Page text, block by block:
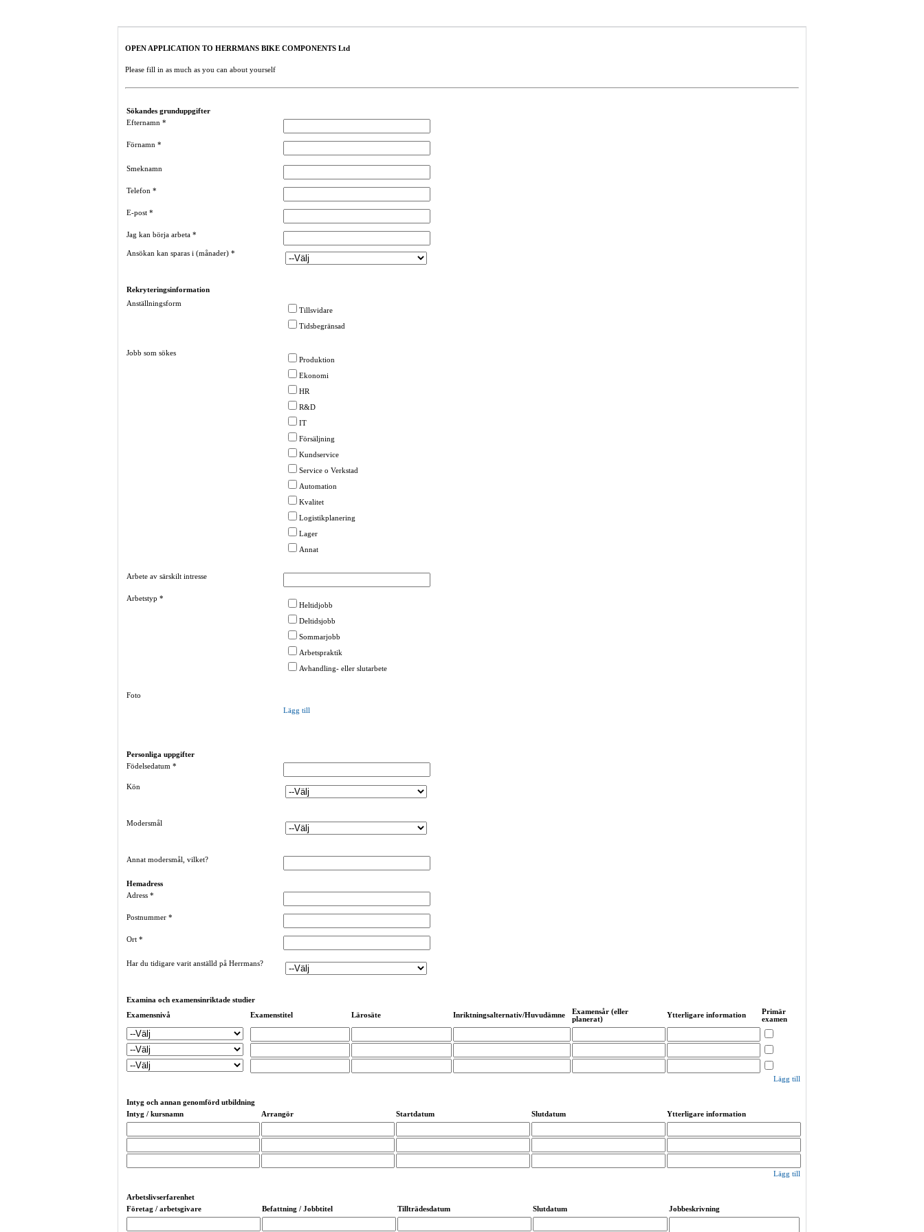
OPEN APPLICATION TO HERRMANS BIKE COMPONENTS Ltd
Please fill in as much as you can about yourself
Sökandes grunduppgifter
Efternamn *
Förnamn *
Smeknamn
Telefon *
E-post *
Jag kan börja arbeta *
Ansökan kan sparas i (månader) *
Rekryteringsinformation
Anställningsform
Tillsvidare
Tidsbegränsad
Jobb som sökes
Produktion
Ekonomi
HR
R&D
IT
Försäljning
Kundservice
Service o Verkstad
Automation
Kvalitet
Logistikplanering
Lager
Annat
Arbete av särskilt intresse
Arbetstyp *
Heltidjobb
Deltidsjobb
Sommarjobb
Arbetspraktik
Avhandling- eller slutarbete
Foto
Lägg till
Personliga uppgifter
Födelsedatum *
Kön
Modersmål
Annat modersmål, vilket?
Hemadress
Adress *
Postnummer *
Ort *
Har du tidigare varit anställd på Herrmans?
Examina och examensinriktade studier
Examensnivå
Examenstitel Lärosäte Inriktningsalternativ/Huvudämne
Examensår (eller
planerat)
Ytterligare information
Primär
examen
Lägg till
Intyg och annan genomförd utbildning
Intyg / kursnamn
Arrangör Startdatum Slutdatum Ytterligare information
Lägg till
Arbetslivserfarenhet
Företag / arbetsgivare
Befattning / Jobbtitel Tillträdesdatum Slutdatum Jobbeskrivning